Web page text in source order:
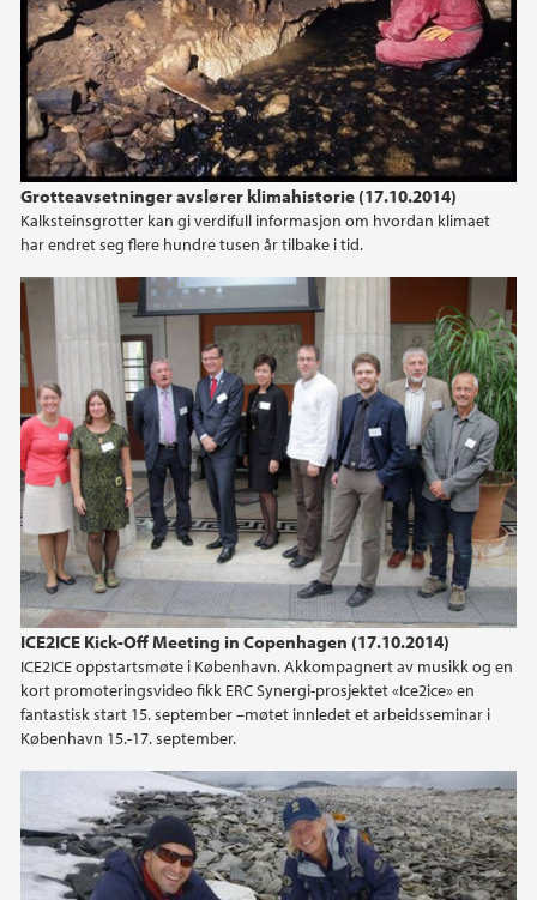
Grotteavsetninger avslører klimahistorie (17.10.2014)
Kalksteinsgrotter kan gi verdifull informasjon om hvordan klimaet
har endret seg flere hundre tusen år tilbake i tid.
ICE2ICE Kick-Off Meeting in Copenhagen (17.10.2014)
ICE2ICE oppstartsmøte i København. Akkompagnert av musikk og en
kort promoteringsvideo fikk ERC Synergi-prosjektet «Ice2ice» en
fantastisk start 15. september –møtet innledet et arbeidsseminar i
København 15.-17. september.